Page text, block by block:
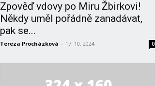
Zpověď vdovy po Miru Žbirkovi!
Někdy uměl pořádně zanadávat,
pak se...
Tereza Procházková - 17. 10. 2024 0